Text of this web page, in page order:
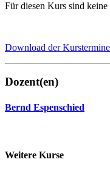
Für diesen Kurs sind
Download der Kurstermine
Dozent(en)
Bernd Espenschied
Weitere Kurse